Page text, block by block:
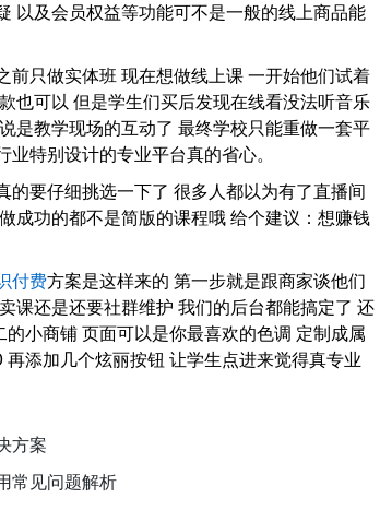
以及会员权益等功能可不是一般的线上商品能
前只做实体班 现在想做线上课 一开始他们试着
也可以 但是学生们买后发现在线看没法听音乐
是教学现场的互动了 最终学校只能重做一套平
特别设计的专业平台真的省心。
的要仔细挑选一下了 很多人都以为有了直播间
成功的都不是简版的课程哦 给个建议：想赚钱
付费方案是这样来的 第一步就是跟商家谈他们
课还是还要社群维护 我们的后台都能搞定了 还
小商铺 页面可以是你最喜欢的色调 定制成属
再添加几个炫丽按钮 让学生点进来觉得真专业
方案
常见问题解析